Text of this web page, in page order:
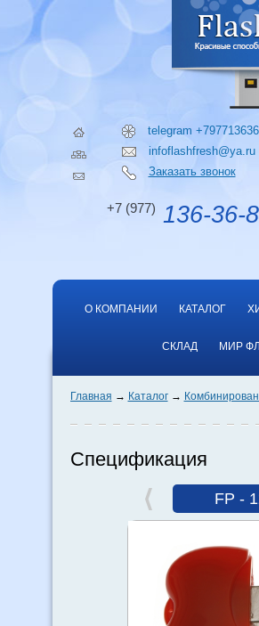
telegram
infoflashfresh@ya.ru
Заказать звонок
+7 (977) 136-36-
О КОМПАНИИ КАТАЛОГ
СКЛАД МИР
Главная Каталог
Спецификация
FP -